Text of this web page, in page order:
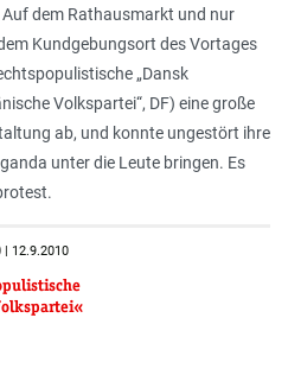
dem Rathausmarkt und nur
Kundgebungsort des Vortages
„Dansk
Volkspartei“, DF) eine große
ab, und konnte ungestört ihre
unter die Leute bringen. Es
| 12.9.2010